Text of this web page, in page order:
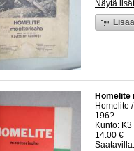
Näytä
Homelite
Homelite
196?
Kunto:
14.00 €